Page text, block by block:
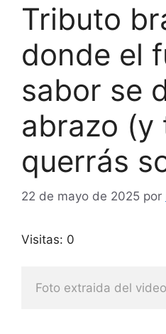
Tributo
donde el
sabor se
abrazo (y
querrás
22 de mayo de 2025 por
Visitas: 0
Foto extraida del